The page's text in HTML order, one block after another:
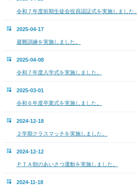
令和７年度前期生徒会役員認証式を実施しました。
2025-04-17
避難訓練を実施しました。
2025-04-08
令和７年度入学式を実施しました。
2025-03-01
令和６年度卒業式を実施しました。
2024-12-18
２学期クラスマッチを実施しました。
2024-12-12
ＰＴＡ朝のあいさつ運動を実施しました。
2024-11-18